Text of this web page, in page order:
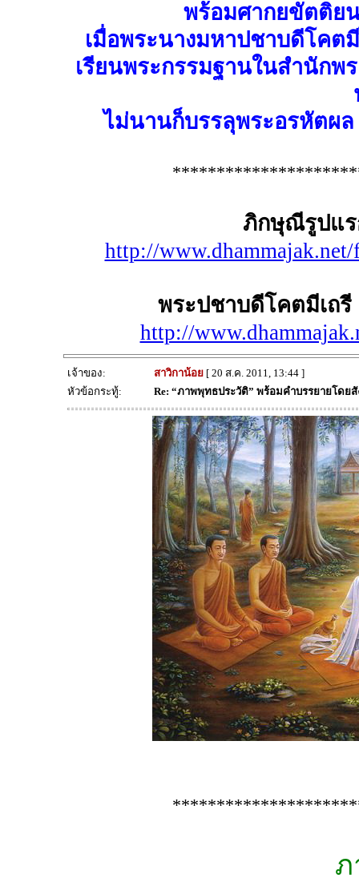
พร้อมศากยขัตติย
เมื่อพระนางมหาปชาบดีโคต
เรียนพระกรรมฐานในสำนักพ
ไม่นานก็บรรลุพระอรหัตผ
ภิกษุณีรูปแ
http://
พระปชาบดีโคตมีเถ
http://
เจ้าของ: สาวิกาน้อย[ 20 ส.ค. 2011, 13:44 ]
หัวข้อกระทู้:
Re: “ภาพพุทธประวัติ” พร้อมคำบรรยายโดย